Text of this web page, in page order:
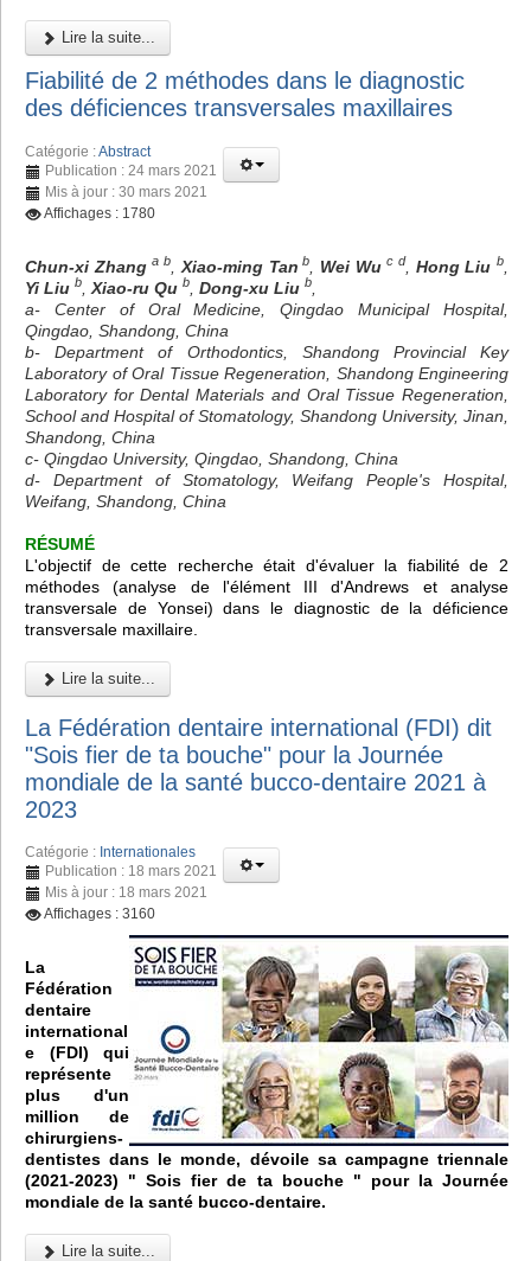
Lire la suite...
Fiabilité de 2 méthodes dans le diagnostic
des déficiences transversales maxillaires
Catégorie :Abstract
Publication : 24 mars 2021
Mis à jour : 30 mars 2021
Affichages : 1780
Chun-xi Zhang a b Xiao-ming Tan b Wei Wu c d Hong Liu b
Yi Liu b Xiao-ru Qu b Dong-xu Liu b
a- Center of Oral Medicine, Qingdao Municipal Hospital,
Qingdao, Shandong, China
b- Department of Orthodontics, Shandong Provincial Key
Laboratory of Oral Tissue Regeneration, Shandong Engineering
Laboratory for Dental Materials and Oral Tissue Regeneration,
School and Hospital of Stomatology, Shandong University, Jinan,
Shandong, China
c- Qingdao University, Qingdao, Shandong, China
d- Department of Stomatology, Weifang People's Hospital,
Weifang, Shandong, China
RÉSUMÉ
L'objectif de cette recherche était d'évaluer la fiabilité de 2
méthodes (analyse de l'élément III d'Andrews et analyse
transversale de Yonsei) dans le diagnostic de la déficience
transversale maxillaire.
Lire la suite...
La Fédération dentaire international (FDI) dit
"Sois fier de ta bouche" pour la Journée
mondiale de la santé bucco-dentaire 2021 à
2023
Catégorie : Internationales
Publication : 18 mars 2021
Mis à jour : 18 mars 2021
Affichages : 3160
La
Fédération
dentaire
international
e (FDI) qui
représente
plus d'un
million de
chirurgiens-
dentistes dans le monde, dévoile sa campagne triennale
(2021-2023) " Sois fier de ta bouche " pour la Journée
mondiale de la santé bucco-dentaire.
Lire la suite...